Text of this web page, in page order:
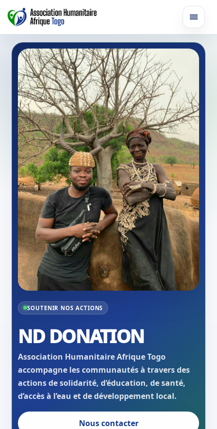
SOUTENIR NOS ACTIONS
ND DONATION
Association Humanitaire Afrique Togo
accompagne les communautés à travers des
actions de solidarité, d’éducation, de santé,
d’accès à l’eau et de développement local.
Nous contacter